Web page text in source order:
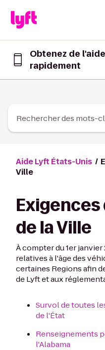
Obtenez de
rapidement
Rechercher des mots-
Aide Lyft États-Unis
Ville
de la Ville
À compter du 1er
relatives à l'âge des
certaines Regions afin
de Lyft et aux
Survol de toutes
de l'État
Renseignements
l'Alabama